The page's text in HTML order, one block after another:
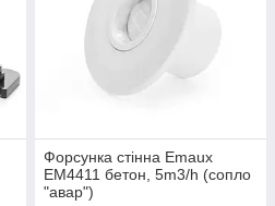
Форсунка стінна Emaux
EM4411 бетон, 5m3/h (сопло
"авар")